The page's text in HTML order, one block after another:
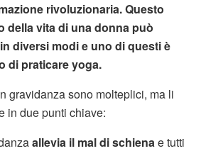
rivoluzionaria. Questo
della vita di una donna può
diversi modi e uno di questi è
di praticare yoga.
gravidanza sono molteplici, ma li
in due punti chiave:
allevia il mal di schienae tutti